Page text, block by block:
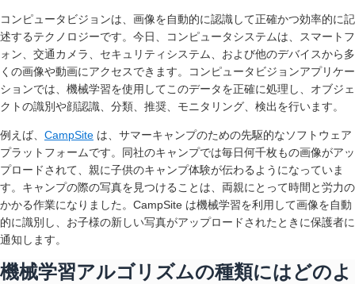
コンピュータビジョンは、画像を自動的に認識して正確かつ効率的に記
述するテクノロジーです。今日、コンピュータシステムは、スマートフ
ォン、交通カメラ、セキュリティシステム、および他のデバイスから多
くの画像や動画にアクセスできます。コンピュータビジョンアプリケー
ションでは、機械学習を使用してこのデータを正確に処理し、オブジェ
クトの識別や顔認識、分類、推奨、モニタリング、検出を行います。
例えば、 CampSite は、サマーキャンプのための先駆的なソフトウェア
プラットフォームです。同社のキャンプでは毎日何千枚もの画像がアッ
プロードされて、親に子供のキャンプ体験が伝わるようになっていま
す。キャンプの際の写真を見つけることは、両親にとって時間と労力の
かかる作業になりました。CampSite は機械学習を利用して画像を自動
的に識別し、お子様の新しい写真がアップロードされたときに保護者に
通知します。
機械学習アルゴリズムの種類にはどのよ